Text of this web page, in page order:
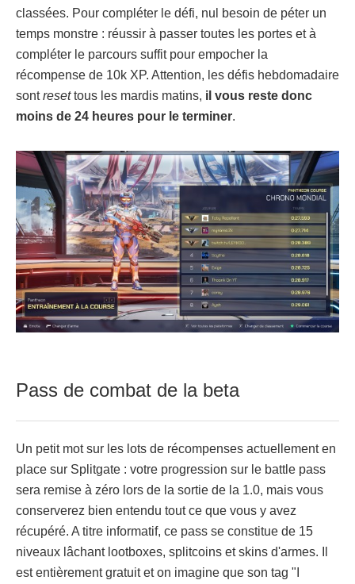
classées. Pour compléter le défi, nul besoin de péter un
temps monstre : réussir à passer toutes les portes et à
compléter le parcours suffit pour empocher la
récompense de 10k XP. Attention, les défis hebdomadaire
sontresettous les mardis matins, il vous reste donc
moins de 24 heures pour le terminer.
Pass de combat de la beta
Un petit mot sur les lots de récompenses actuellement en
place sur Splitgate : votre progression sur le battle pass
sera remise à zéro lors de la sortie de la 1.0, mais vous
conserverez bien entendu tout ce que vous y avez
récupéré. A titre informatif, ce pass se constitue de 15
niveaux lâchant lootboxes, splitcoins et skins d'armes. Il
est entièrement gratuit et on imagine que son tag "I